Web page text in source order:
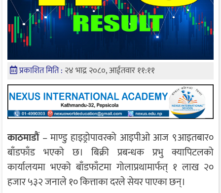
प्रकाशित मिति : २४ भाद्र २०८०, आईतवार ११:११
काठमाडाैं– माण्डु हाइड्रोपावरको आइपीओ आज ९आइतबार०
बाँडफाँड भएको छ। बिक्री प्रबन्धक प्रभु क्यापिटलको
कार्यालयमा भएको बाँडफाँटमा गोलाप्रथामार्फत् १ लाख २०
हजार ५३२ जनाले १० कित्ताका दरले सेयर पाएका छन्।